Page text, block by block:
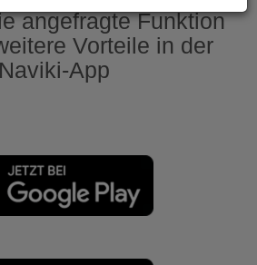
angefragte Funktion
Vorteile in der
Naviki-App